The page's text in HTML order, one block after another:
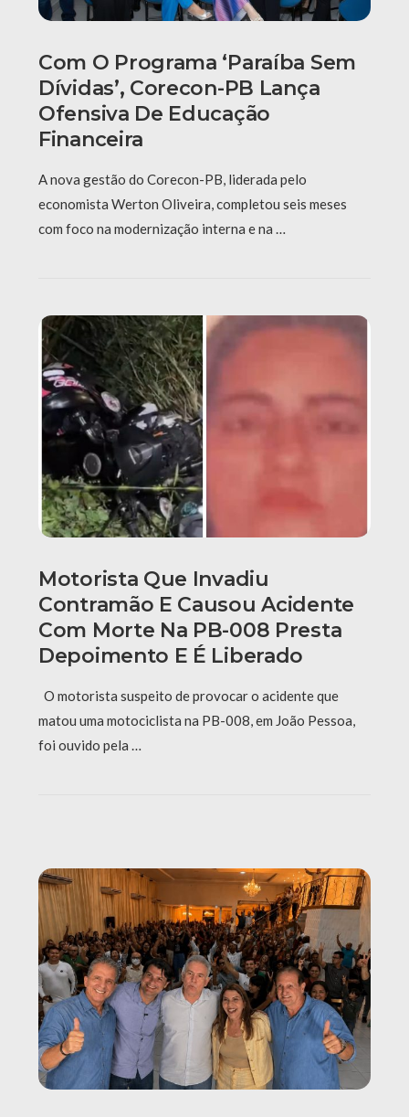
Com O Programa ‘Paraíba Sem
Dívidas’, Corecon-PB Lança
Ofensiva De Educação
Financeira
A nova gestão do Corecon-PB, liderada pelo
economista Werton Oliveira, completou seis meses
com foco na modernização interna e na …
Motorista Que Invadiu
Contramão E Causou Acidente
Com Morte Na PB-008 Presta
Depoimento E É Liberado
O motorista suspeito de provocar o acidente que
matou uma motociclista na PB-008, em João Pessoa,
foi ouvido pela …